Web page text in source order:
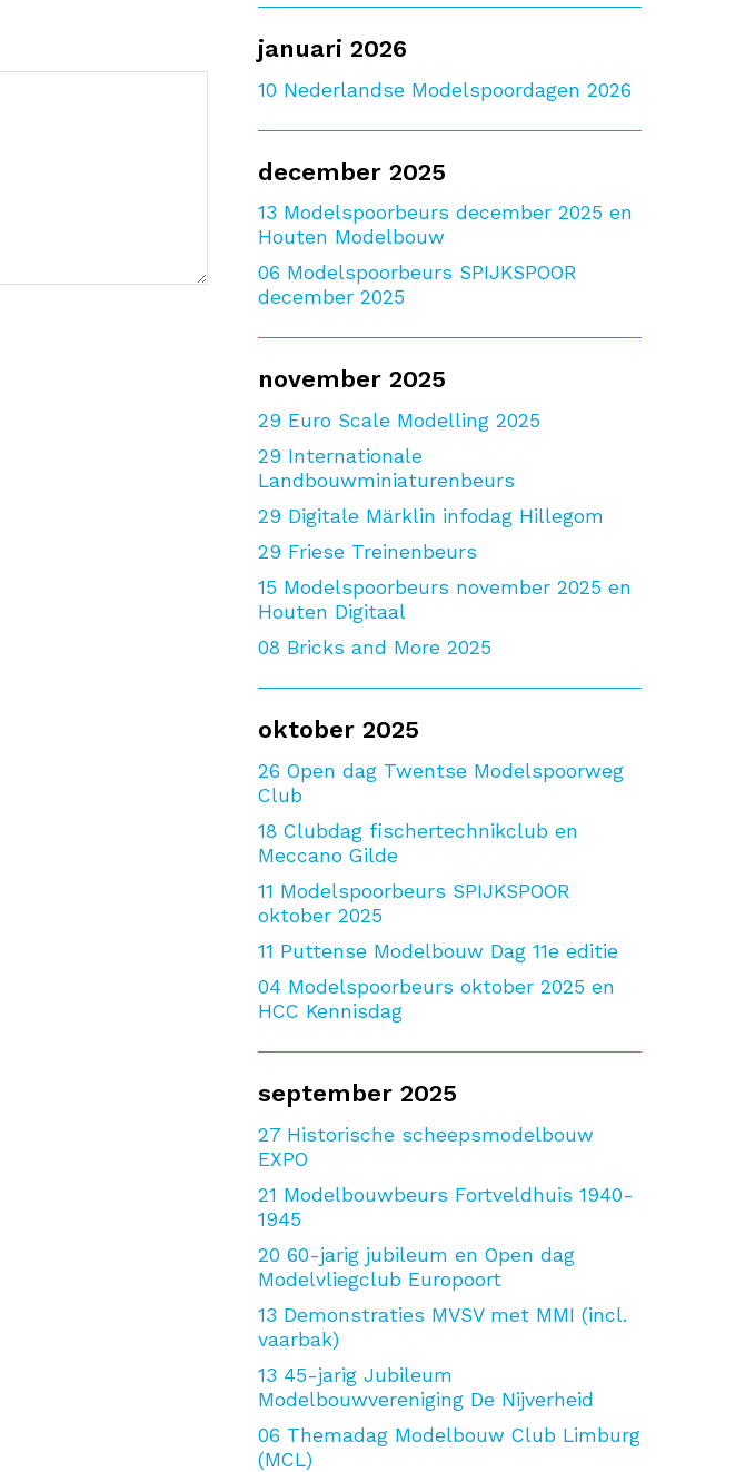
januari 2026
10 Nederlandse Modelspoordagen 2026
december 2025
13 Modelspoorbeurs december 2025 en
Houten Modelbouw
06 Modelspoorbeurs SPIJKSPOOR
december 2025
november 2025
29 Euro Scale Modelling 2025
29 Internationale
Landbouwminiaturenbeurs
29 Digitale Märklin infodag Hillegom
29 Friese Treinenbeurs
15 Modelspoorbeurs november 2025 en
Houten Digitaal
08 Bricks and More 2025
oktober 2025
26 Open dag Twentse Modelspoorweg
Club
18 Clubdag fischertechnikclub en
Meccano Gilde
11 Modelspoorbeurs SPIJKSPOOR
oktober 2025
11 Puttense Modelbouw Dag 11e editie
04 Modelspoorbeurs oktober 2025 en
HCC Kennisdag
september 2025
27 Historische scheepsmodelbouw
EXPO
21 Modelbouwbeurs Fortveldhuis 1940-
1945
20 60-jarig jubileum en Open dag
Modelvliegclub Europoort
13 Demonstraties MVSV met MMI (incl.
vaarbak)
13 45-jarig Jubileum
Modelbouwvereniging De Nijverheid
06 Themadag Modelbouw Club Limburg
(MCL)